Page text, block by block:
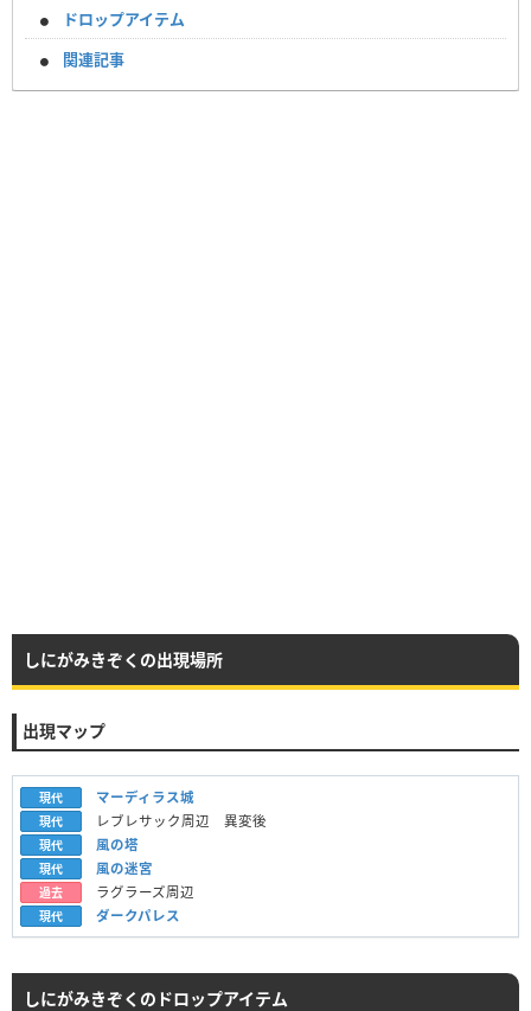
ドロップアイテム
関連記事
しにがみきぞくの出現場所
出現マップ
現代 マーディラス城
現代 レブレサック周辺 異変後
現代 風の塔
現代 風の迷宮
過去 ラグラーズ周辺
現代 ダークパレス
しにがみきぞくのドロップアイテム